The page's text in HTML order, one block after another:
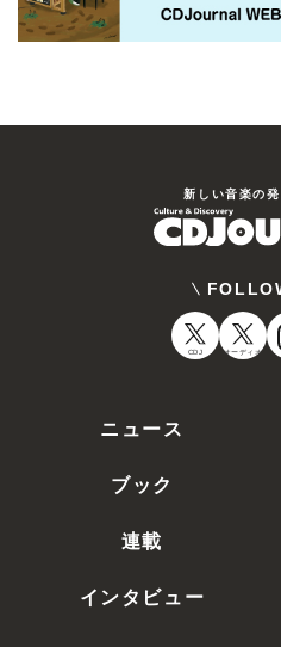
新しい⾳楽の
CDJ オーディオ
ニュース
ブック
連載
インタビュー